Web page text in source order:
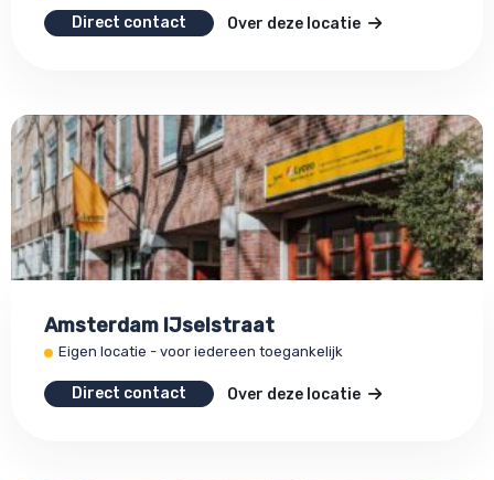
Direct contact Over deze locatie
Amsterdam IJselstraat
Eigen locatie - voor iedereen toegankelijk
Direct contact Over deze locatie